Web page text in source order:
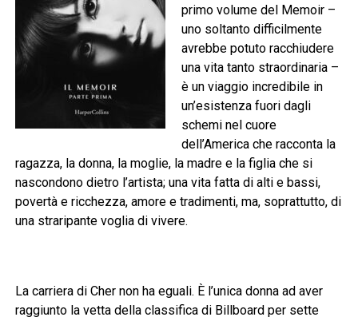
primo volume del Memoir –
uno soltanto difficilmente
avrebbe potuto racchiudere
una vita tanto straordinaria –
è un viaggio incredibile in
un’esistenza fuori dagli
schemi nel cuore
dell’America che racconta la
ragazza, la donna, la moglie, la madre e la figlia che si
nascondono dietro l’artista; una vita fatta di alti e bassi,
povertà e ricchezza, amore e tradimenti, ma, soprattutto, di
una straripante voglia di vivere.
La carriera di Cher non ha eguali. È l’unica donna ad aver
raggiunto la vetta della classifica di Billboard per sette